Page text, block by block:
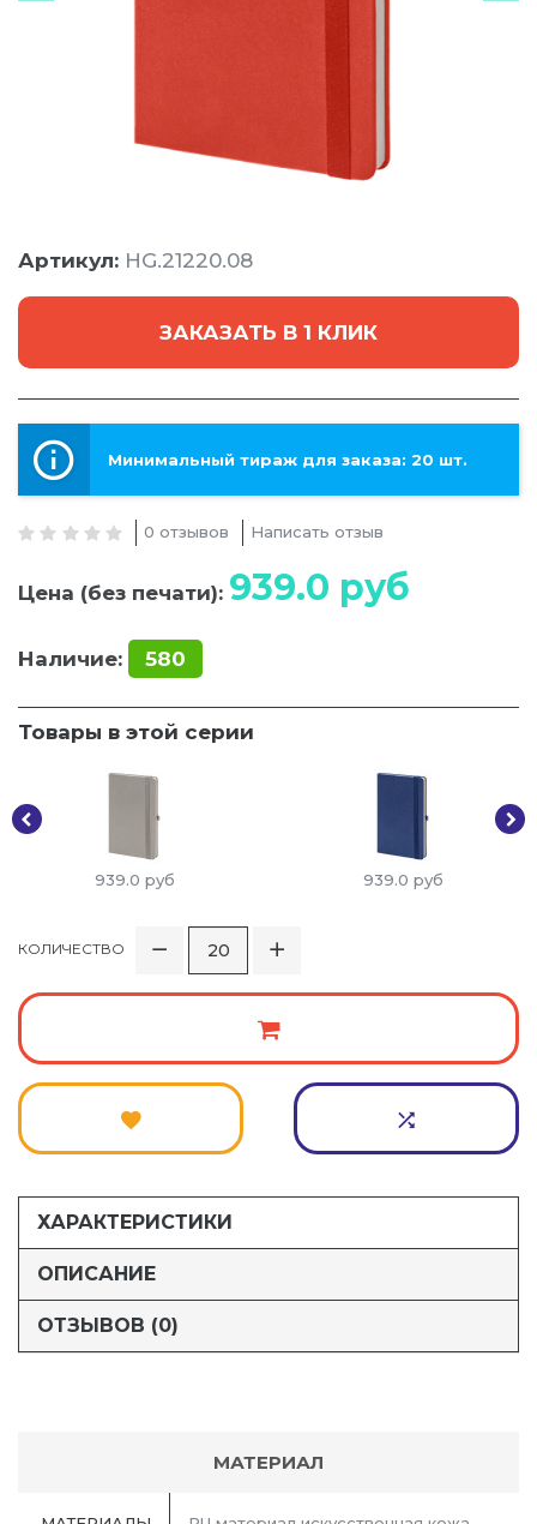
Артикул: HG.21220.08
ЗАКАЗАТЬ В 1 КЛИК
Минимальный тираж для заказа: 20 шт.
0 отзывов Написать отзыв
Цена (без печати): 939.0 руб
Наличие: 580
Товары в этой серии
939.0 руб 939.0 руб
КОЛИЧЕСТВО
ХАРАКТЕРИСТИКИ
ОПИСАНИЕ
ОТЗЫВОВ (0)
МАТЕРИАЛ